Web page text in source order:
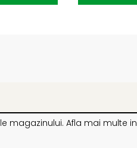
magazinului. Afla mai multe in